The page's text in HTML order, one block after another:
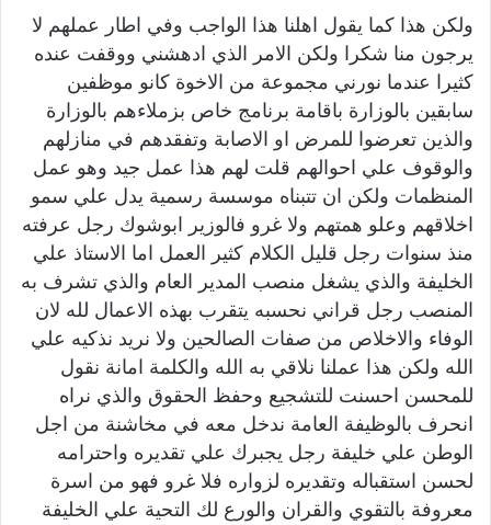
ولكن هذا كما يقول اهلنا هذا الواجب وفي اطار عملهم لا
يرجون منا شكرا ولكن الامر الذي ادهشني ووقفت عنده
كثيرا عندما نورني مجموعة من الاخوة كانو موظفين
سابقين بالوزارة باقامة برنامج خاص بزملاءهم بالوزارة
والذين تعرضوا للمرض او الاصابة وتفقدهم في منازلهم
والوقوف علي احوالهم قلت لهم هذا عمل جيد وهو عمل
المنظمات ولكن ان تتبناه موسسة رسمية يدل علي سمو
اخلاقهم وعلو همتهم ولا غرو فالوزير ابوشوك رجل عرفته
منذ سنوات رجل قليل الكلام كثير العمل اما الاستاذ علي
الخليفة والذي يشغل منصب المدير العام والذي تشرف به
المنصب رجل قراني نحسبه يتقرب بهذه الاعمال لله لان
الوفاء والاخلاص من صفات الصالحين ولا نريد نذكيه علي
الله ولكن هذا عملنا نلاقي به الله والكلمة امانة نقول
للمحسن احسنت للتشجيع وحفظ الحقوق والذي نراه
انحرف بالوظيفة العامة ندخل معه في مخاشنة من اجل
الوطن علي خليفة رجل يجبرك علي تقديره واحترامه
لحسن استقباله وتقديره لزواره فلا غرو فهو من اسرة
معروفة بالتقوي والقران والورع لك التحية علي الخليفة